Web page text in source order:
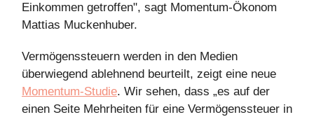
Einkommen getroffen", sagt Momentum-Ökonom
Mattias Muckenhuber.
Vermögenssteuern werden in den Medien
überwiegend ablehnend beurteilt, zeigt eine neue
Momentum-Studie. Wir sehen, dass „es auf der
einen Seite Mehrheiten für eine Vermögenssteuer in